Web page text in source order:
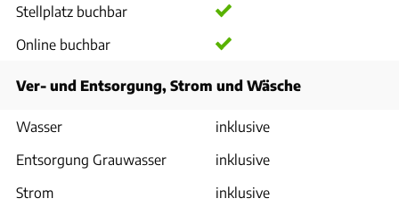
Stellplatz buchbar
Online buchbar
Ver- und Entsorgung, Strom und Wäsche
Wasser
inklusive
Entsorgung Grauwasser
inklusive
Strom
inklusive